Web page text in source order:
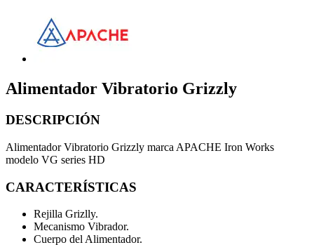
Alimentador Vibratorio Grizzly
DESCRIPCIÓN
Alimentador Vibratorio Grizzly marca APACHE Iron Works
modelo VG series HD
CARACTERÍSTICAS
Rejilla Grizlly.
Mecanismo Vibrador.
Cuerpo del Alimentador.